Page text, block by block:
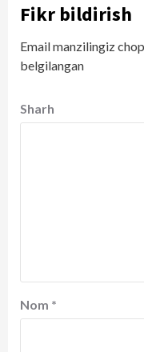
Fikr bildirish
Email manzilingiz
belgilangan
Sharh
Nom *